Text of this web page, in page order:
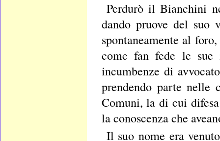
Perdurò il Bianchini
dando pruove del suo
spontaneamente al
come fan fede le sue
incumbenze di
prendendo parte
Comuni, la di cui
la conoscenza che
Il suo nome era